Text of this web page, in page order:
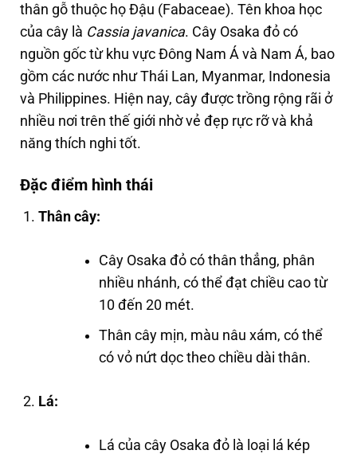
thân gỗ thuộc họ Đậu (Fabaceae). Tên khoa học
của cây là Cassia javanica. Cây Osaka đỏ có
nguồn gốc từ khu vực Đông Nam Á và Nam Á, bao
gồm các nước như Thái Lan, Myanmar, Indonesia
và Philippines. Hiện nay, cây được trồng rộng rãi ở
nhiều nơi trên thế giới nhờ vẻ đẹp rực rỡ và khả
năng thích nghi tốt.
Đặc điểm hình thái
Thân cây:
Cây Osaka đỏ có thân thẳng, phân
nhiều nhánh, có thể đạt chiều cao từ
10 đến 20 mét.
Thân cây mịn, màu nâu xám, có thể
có vỏ nứt dọc theo chiều dài thân.
Lá:
Lá của cây Osaka đỏ là loại lá kép